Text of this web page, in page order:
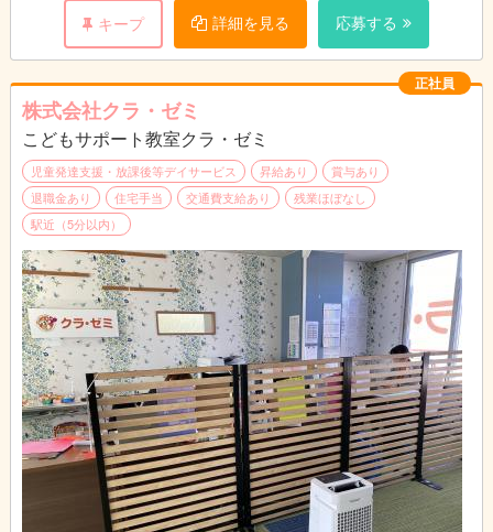
キープ 詳細を見る 応募する
正社員
株式会社クラ・ゼミ
こどもサポート教室クラ・ゼミ
児童発達支援・放課後等デイサービス 昇給あり
賞与あり
退職金あり
住宅手当 交通費支給あり
残業ほぼなし
駅近（5分以内）